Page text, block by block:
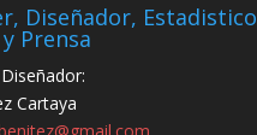
Diseñador, Estadistico
Prensa
Cartaya